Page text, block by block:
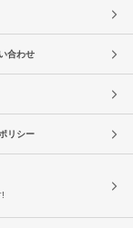
合わせ
リシー